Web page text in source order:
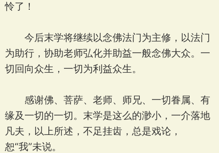
怜了！
今后末学将继续以念佛法门为主修，以法门
为助行，协助老师弘化并助益一般念佛大众。一
切回向众生，一切为利益众生。
感谢佛、菩萨、老师、师兄、一切眷属、有
缘及一切的一切。末学是这么的渺小，一介落地
凡夫，以上所述，不足挂齿，总是戏论，
恕“我”未说。